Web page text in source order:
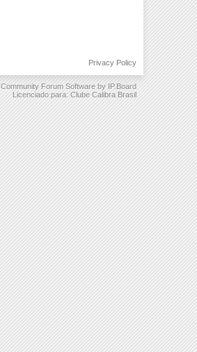
Privacy Policy
Community Forum Software by IP.Board
Licenciado para: Clube Calibra Brasil